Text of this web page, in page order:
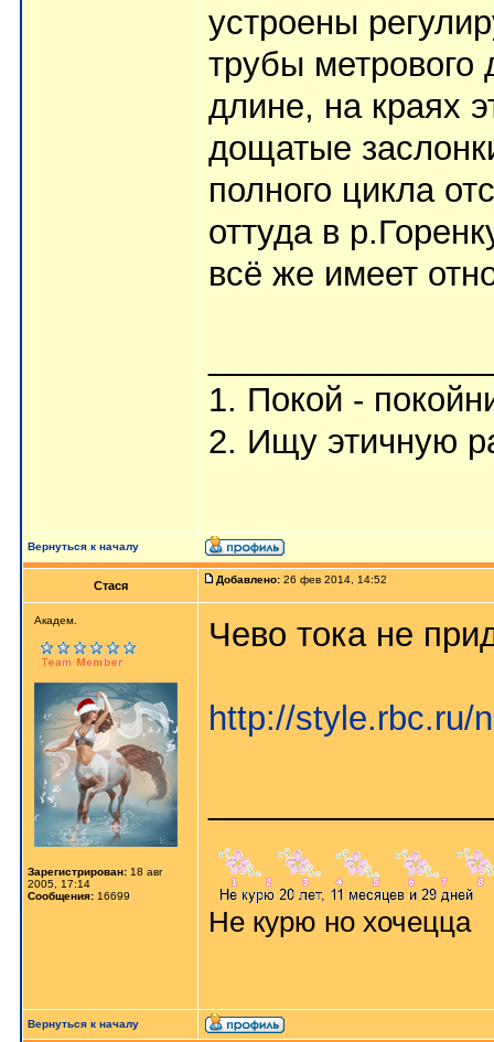
устроены
трубы метрового
длине, на краях
дощатые
полного цикла
оттуда в
всё же имеет
1. Покой -
2. Ищу этичную
Вернуться к началу
Стася Добавлено: 26 фев 2014, 14:52
Aкaдeм.
Зарегистрирован: 18 авг
2005, 17:14
Сообщения: 16699
Чево тока не
http://style.rbc.ru/
Не курю но хочецца
Вернуться к началу